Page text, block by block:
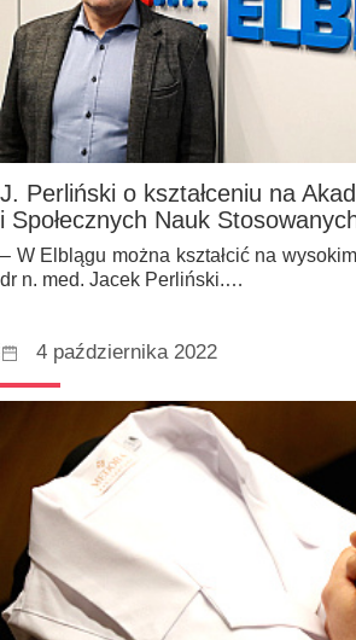
J. Perliński o kształceniu na
i Społecznych Nauk
– W Elblągu można kształcić na
dr n. med. Jacek Perliński.…
4 października 2022